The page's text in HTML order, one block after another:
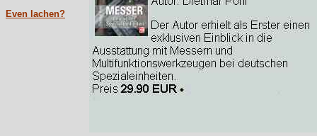
Even lachen?